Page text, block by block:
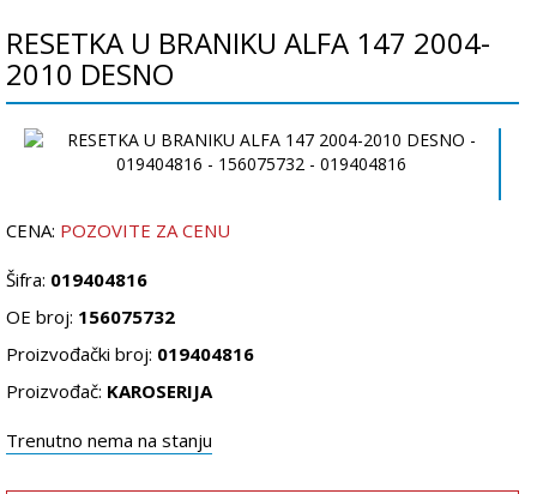
RESETKA U BRANIKU ALFA 147 2004-
2010 DESNO
CENA: POZOVITE ZA CENU
Šifra: 019404816
OE broj: 156075732
Proizvođački broj: 019404816
Proizvođač: KAROSERIJA
Trenutno nema na stanju